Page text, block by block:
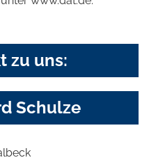
zu uns:
Schulze